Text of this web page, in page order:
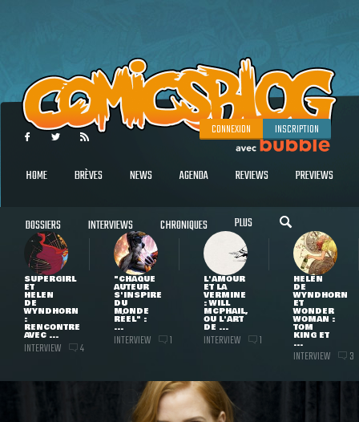
CONNEXION INSCRIPTION
HOME BRÈVES NEWS AGENDA REVIEWS PREVIEWS
DOSSIERS INTERVIEWS CHRONIQUES PLUS
SUPERGIRL
ET
HELEN
DE
WYNDHORN
:
RENCONTRE
AVEC ...
INTERVIEW 4
"CHAQUE
AUTEUR
S'INSPIRE
DU
MONDE
RÉEL" :
...
INTERVIEW 1
L'AMOUR
ET LA
VERMINE
: WILL
MCPHAIL,
OU L'ART
DE ...
INTERVIEW 1
HELEN
DE
WYNDHORN
ET
WONDER
WOMAN :
TOM
KING ET
...
INTERVIEW 3